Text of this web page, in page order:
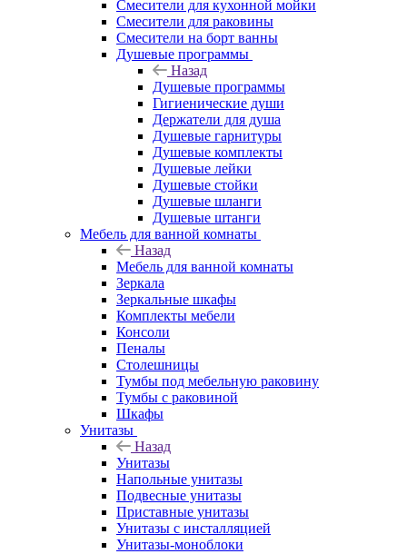
Смесители для кухонной мойки
Смесители для раковины
Смесители на борт ванны
Душевые программы
Назад
Душевые программы
Гигиенические души
Держатели для душа
Душевые гарнитуры
Душевые комплекты
Душевые лейки
Душевые стойки
Душевые шланги
Душевые штанги
Мебель для ванной комнаты
Назад
Мебель для ванной комнаты
Зеркала
Зеркальные шкафы
Комплекты мебели
Консоли
Пеналы
Столешницы
Тумбы под мебельную раковину
Тумбы с раковиной
Шкафы
Унитазы
Назад
Унитазы
Напольные унитазы
Подвесные унитазы
Приставные унитазы
Унитазы с инсталляцией
Унитазы-моноблоки